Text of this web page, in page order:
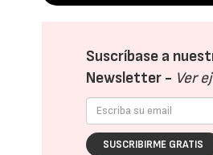
Suscríbase a
Newsletter - Ver
SUSCRIBIRME GRATIS